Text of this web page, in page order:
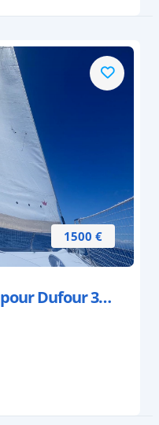
1500 €
Jeu de voile Elvstrom pour Dufour 350 GL